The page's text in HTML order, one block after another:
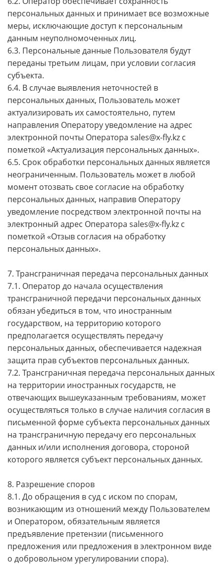
персональных данных и принимает все возможные
меры, исключающие доступ к персональным
данным неуполномоченных лиц.
6.3. Персональные данные Пользователя будут
переданы третьим лицам, при условии согласия
субъекта.
6.4. В случае выявления неточностей в
персональных данных, Пользователь может
актуализировать их самостоятельно, путем
направления Оператору уведомление на адрес
электронной почты Оператора sales@x-fly.kz с
пометкой «Актуализация персональных данных».
6.5. Срок обработки персональных данных является
неограниченным. Пользователь может в любой
момент отозвать свое согласие на обработку
персональных данных, направив Оператору
уведомление посредством электронной почты на
электронный адрес Оператора sales@x-fly.kz с
пометкой «Отзыв согласия на обработку
персональных данных».
7. Трансграничная передача персональных данных
7.1. Оператор до начала осуществления
трансграничной передачи персональных данных
обязан убедиться в том, что иностранным
государством, на территорию которого
предполагается осуществлять передачу
персональных данных, обеспечивается надежная
защита прав субъектов персональных данных.
7.2. Трансграничная передача персональных данных
на территории иностранных государств, не
отвечающих вышеуказанным требованиям, может
осуществляться только в случае наличия согласия в
письменной форме субъекта персональных данных
на трансграничную передачу его персональных
данных и/или исполнения договора, стороной
которого является субъект персональных данных.
8. Разрешение споров
8.1. До обращения в суд с иском по спорам,
возникающим из отношений между Пользователем
и Оператором, обязательным является
предъявление претензии (письменного
предложения или предложения в электронном виде
о добровольном урегулировании спора).